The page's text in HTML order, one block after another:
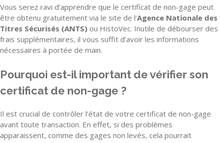
Vous serez ravi d’apprendre que le certificat de non-gage peut
être obtenu gratuitement via le site de l’Agence Nationale des
Titres Sécurisés (ANTS) ou HistoVec. Inutile de débourser des
frais supplémentaires, il vous suffit d’avoir les informations
nécessaires à portée de main.
Pourquoi est-il important de vérifier son
certificat de non-gage ?
Il est crucial de contrôler l’état de votre certificat de non-gage
avant toute transaction. En effet, si des problèmes
apparaissent, comme des gages non levés, cela pourrait